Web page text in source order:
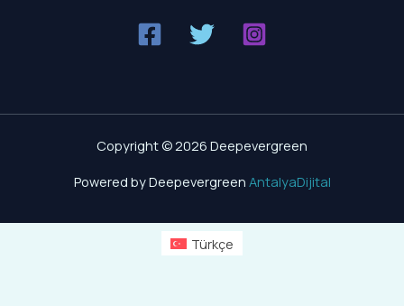
Copyright © 2026 Deepevergreen
Powered by Deepevergreen AntalyaDijital
Türkçe